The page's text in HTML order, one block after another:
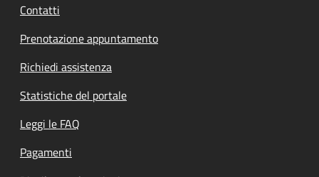
Contatti
Prenotazione appuntamento
Richiedi assistenza
Statistiche del portale
Leggi le FAQ
Pagamenti